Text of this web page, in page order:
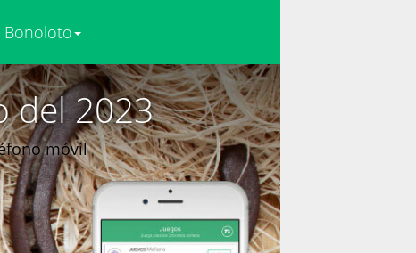
Bonoloto
del 2023
móvil